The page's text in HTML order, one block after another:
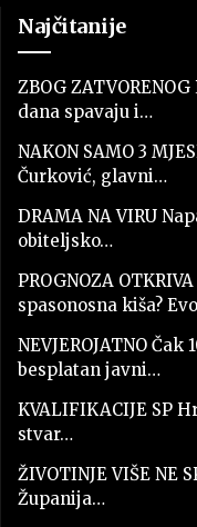
Najčitanije
ZBOG
dana spavaju i…
NAKON SAMO 3
Čurković, glavni…
DRAMA NA VIRU
obiteljsko…
PROGNOZA
spasonosna kiša?
NEVJEROJATNO
besplatan javni…
KVALIFIKACIJE SP
stvar…
ŽIVOTINJE VIŠE NE
Županija…